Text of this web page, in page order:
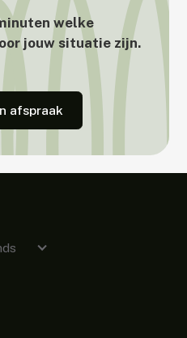
welke
jouw situatie zijn.
afspraak